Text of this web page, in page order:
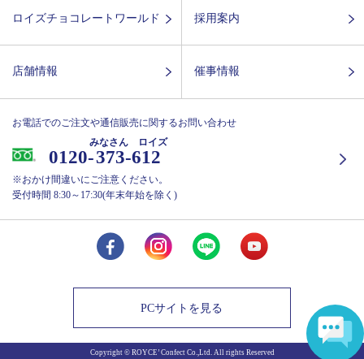
ロイズチョコレートワールド 採用案内
店舗情報 催事情報
お電話でのご注文や通信販売に関するお問い合わせ
0120-373-612
みなさん ロイズ
※おかけ間違いにご注意ください。
受付時間 8:30～17:30(年末年始を除く)
PCサイトを見る
Copyright © ROYCE’ Confect Co.,Ltd. All rights Reserved